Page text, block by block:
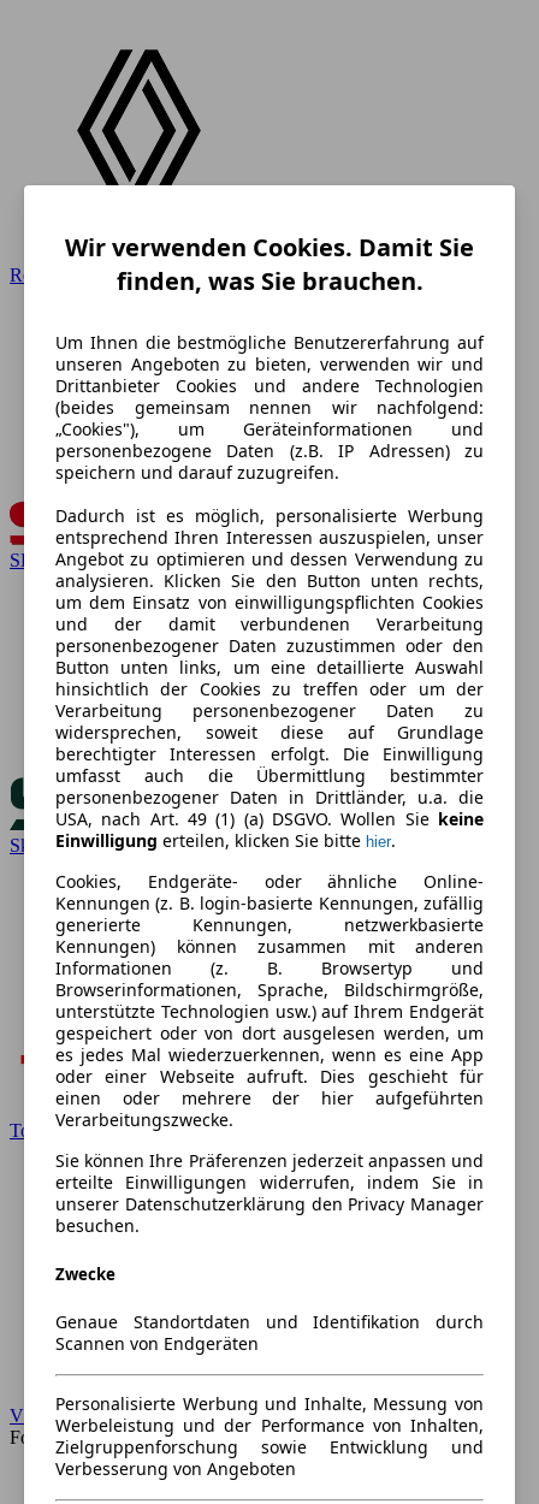
Renault
SEAT
Skoda
Toyota
VW
Forum
Wir verwenden Cookies. Damit Sie
finden, was Sie brauchen.
Um Ihnen die bestmögliche Benutzererfahrung auf
unseren Angeboten zu bieten, verwenden wir und
Drittanbieter Cookies und andere Technologien
(beides gemeinsam nennen wir nachfolgend:
„Cookies"), um Geräteinformationen und
personenbezogene Daten (z.B. IP Adressen) zu
speichern und darauf zuzugreifen.
Dadurch ist es möglich, personalisierte Werbung
entsprechend Ihren Interessen auszuspielen, unser
Angebot zu optimieren und dessen Verwendung zu
analysieren. Klicken Sie den Button unten rechts,
um dem Einsatz von einwilligungspflichten Cookies
und der damit verbundenen Verarbeitung
personenbezogener Daten zuzustimmen oder den
Button unten links, um eine detaillierte Auswahl
hinsichtlich der Cookies zu treffen oder um der
Verarbeitung personenbezogener Daten zu
widersprechen, soweit diese auf Grundlage
berechtigter Interessen erfolgt. Die Einwilligung
umfasst auch die Übermittlung bestimmter
personenbezogener Daten in Drittländer, u.a. die
USA, nach Art. 49 (1) (a) DSGVO. Wollen Sie keine
Einwilligung erteilen, klicken Sie bitte hier.
Cookies, Endgeräte- oder ähnliche Online-
Kennungen (z. B. login-basierte Kennungen, zufällig
generierte Kennungen, netzwerkbasierte
Kennungen) können zusammen mit anderen
Informationen (z. B. Browsertyp und
Browserinformationen, Sprache, Bildschirmgröße,
unterstützte Technologien usw.) auf Ihrem Endgerät
gespeichert oder von dort ausgelesen werden, um
es jedes Mal wiederzuerkennen, wenn es eine App
oder einer Webseite aufruft. Dies geschieht für
einen oder mehrere der hier aufgeführten
Verarbeitungszwecke.
Sie können Ihre Präferenzen jederzeit anpassen und
erteilte Einwilligungen widerrufen, indem Sie in
unserer Datenschutzerklärung den Privacy Manager
besuchen.
Zwecke
Genaue Standortdaten und Identifikation durch
Scannen von Endgeräten
Personalisierte Werbung und Inhalte, Messung von
Werbeleistung und der Performance von Inhalten,
Zielgruppenforschung sowie Entwicklung und
Verbesserung von Angeboten